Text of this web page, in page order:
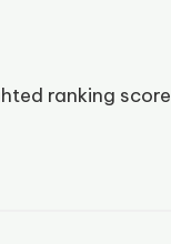
ranking score